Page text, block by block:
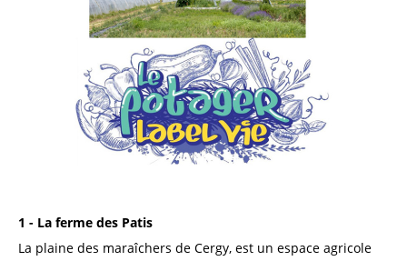
1 - La ferme des Patis
La plaine des maraîchers de Cergy, est un espace agricole